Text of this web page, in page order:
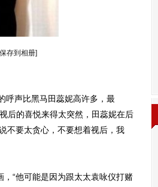
存到相册]
声比黑马田蕊妮高许多，最
后的喜悦来得太突然，田蕊妮在后
不要太贪心，不要想着视后，我
“他可能是因为跟太太袁咏仪打赌